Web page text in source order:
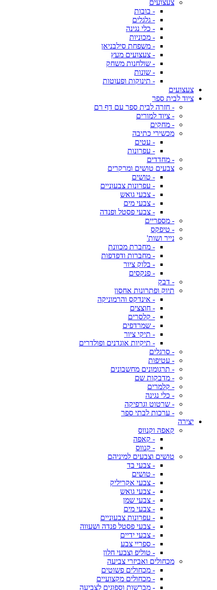
צעצועים
- בובות
- גלגלים
- כלי נגינה
- מכוניות
- משפחת סילבניאן
- צעצועים מעץ
- שולחנות משחק
- שונות
- תינוקות ופעוטות
צעצועים
ציוד לבית ספר
- חזרה לבית ספר עם דף רם
- ציוד למורים
- מחקים
מכשירי כתיבה
- עטים
- עפרונות
- מחדדים
צבעים טושים ומרקרים
- טושים
- עפרונות צבעוניים
- צבעי גואש
- צבעי מים
- צבעי פסטל ופנדה
- מספריים
- טיפקס
נייר ושות'
- מחברת מכוונת
- מחברות ודפדפות
- בלוק ציור
- פנקסים
- דבק
תיוק ופתרונות אחסון
- אינדקס והרמוניקה
- חוצצים
- קלסרים
- שמרדפים
- תיקי ציור
- תיקיות אוגדנים ופולדרים
- סרגלים
- עטיפות
- תרגומונים מחשבונים
- מדבקות שם
- קלמרים
- כלי נגינה
- שרטוט וגרפיקה
- ערכות לבתי ספר
יצירה
קאפה וקנווס
- קאפה
- קנווס
טושים וצבעים למיניהם
- צבעי בד
- טושים
- צבעי אקריליק
- צבעי גואש
- צבעי שמן
- צבעי מים
- עפרונות צבעוניים
- צבעי פסטל פנדה ושעווה
- צבעי ידיים
- ספריי צבע
- טוליפ וצבעי חלון
מכחולים ואביזרי צביעה
- מכחולים פשוטים
- מכחולים מקצועיים
- מברשות וספוגים לצביעה